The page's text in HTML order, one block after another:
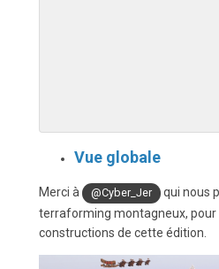
Vue globale
Merci à @Cyber_Jer
qui nous
terraforming montagneux, pour
constructions de cette édition.